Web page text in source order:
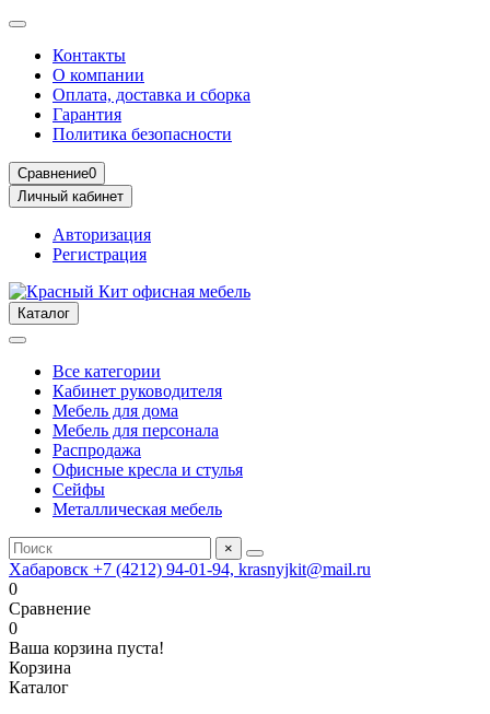
Контакты
О компании
Оплата, доставка и сборка
Гарантия
Политика безопасности
Сравнение0
Личный кабинет
Авторизация
Регистрация
Каталог
Все категории
Кабинет руководителя
Мебель для дома
Мебель для персонала
Распродажа
Офисные кресла и стулья
Сейфы
Металлическая мебель
×
Хабаровск +7 (4212) 94-01-94, krasnyjkit@mail.ru
0
Сравнение
0
Ваша корзина пуста!
Корзина
Каталог